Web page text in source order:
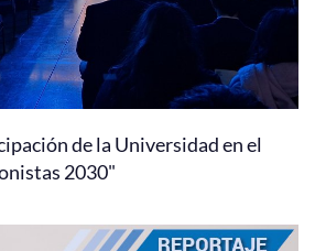
de la Universidad en el
2030"